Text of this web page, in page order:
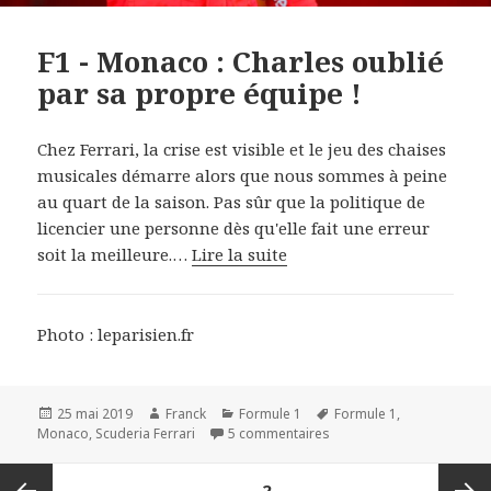
F1 - Monaco : Charles oublié
par sa propre équipe !
Chez Ferrari, la crise est visible et le jeu des chaises
musicales démarre alors que nous sommes à peine
au quart de la saison. Pas sûr que la politique de
licencier une personne dès qu'elle fait une erreur
soit la meilleure.…Lire la suite
Photo : leparisien.fr
Publié
le
25 mai 2019 Auteur
Franck Catégories
Formule 1
Mots-
Formule 1 ,
Monaco, Scuderia Ferrari 5 commentaires